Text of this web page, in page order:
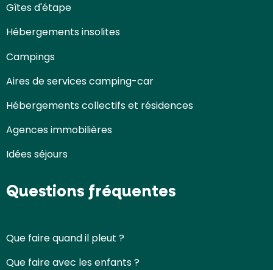
Gîtes d'étape
Hébergements insolites
Campings
Aires de services camping-car
Hébergements collectifs et résidences
Agences immobilières
Idées séjours
Questions fréquentes
Que faire quand il pleut ?
Que faire avec les enfants ?